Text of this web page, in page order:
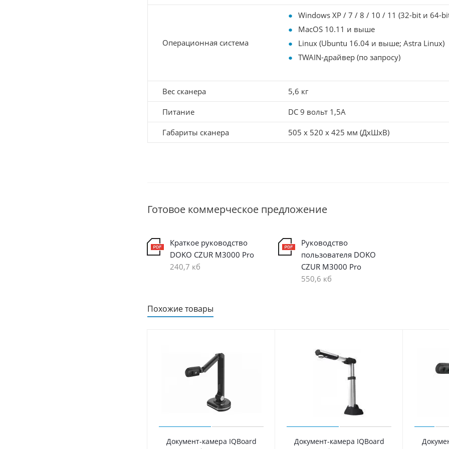
Операционная система
Windows XP / 7 / 8 / 10 / 11 (32-bit и 64-
MacOS 10.11 и выше
Linux (Ubuntu 16.04 и выше; Astra Linux)
TWAIN-драйвер (по запросу)
Вес сканера 5,6 кг
Питание DC 9 вольт 1,5А
Габариты сканера 505 х 520 x 425 мм (ДxШxВ)
Готовое коммерческое предложение
Краткое руководство
DOKO CZUR M3000 Pro
240,7 кб
Руководство
пользователя DOKO
CZUR M3000 Pro
550,6 кб
Похожие товары
Документ-камера IQBoard
Документ-камера IQBoard